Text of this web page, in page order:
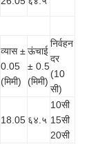
व्यास ±
0.05
(मिमी)
ऊंचाई
± 0.5
(मिमी)
निर्वहन
दर
(10
सी)
18.05 ६४.५
10सी
15सी
20सी